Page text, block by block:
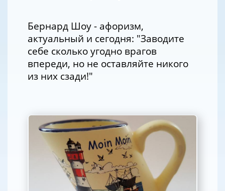
Бернард Шоу - афоризм,
актуальный и сегодня: "Заводите
себе сколько угодно врагов
впереди, но не оставляйте никого
из них сзади!"